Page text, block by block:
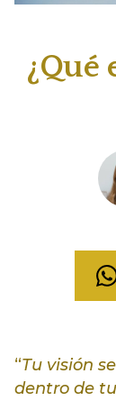
¿Qué
“Tu visión
dentro de